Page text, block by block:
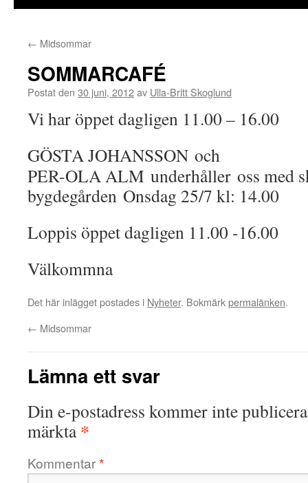
← Midsommar
SOMMARCAFÉ
Postat den 30 juni, 2012av Ulla-Britt Skoglund
Vi har öppet dagligen 11.00 – 16.00
GÖSTA JOHANSSON och
PER-OLA ALM underhåller oss med
bygdegården Onsdag 25/7 kl: 14.00
Loppis öppet dagligen 11.00 -16.00
Välkommna
Det här inlägget postades i Nyheter. Bokmärkpermalänken.
← Midsommar
Lämna ett svar
Din e-postadress kommer inte
märkta*
Kommentar*